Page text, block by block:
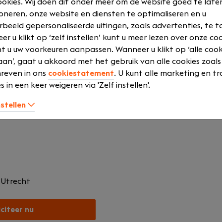
onkostenvergoeding en verzekeringen.
en innovatie binnen een ondernemende cultuur.
en teamactiviteiten voor een goede sfeer en
bezig met slimme, innovatieve IT-oplossingen die rust
Utrecht
nu
Wij doen dit onder meer om de website goed te
onze website en diensten te optimaliseren en u
gepersonaliseerde uitingen, zoals advertenties, te
u klikt op ‘zelf instellen’ kunt u meer lezen over onze
u uw voorkeuren aanpassen. Wanneer u klikt op ‘alle
gaat u akkoord met het gebruik van alle cookies zoals
in ons cookiestatement. U kunt alle marketing en
in een keer weigeren via 'Zelf instellen'.